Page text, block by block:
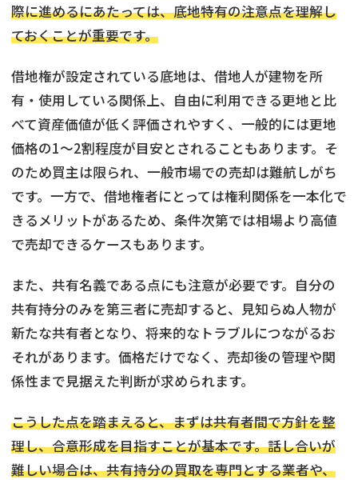
際に進めるにあたっては、底地特有の注意点を理解し
ておくことが重要です。
借地権が設定されている底地は、借地人が建物を所
有・使用している関係上、自由に利用できる更地と比
べて資産価値が低く評価されやすく、一般的には更地
価格の1～2割程度が目安とされることもあります。そ
のため買主は限られ、一般市場での売却は難航しがち
です。一方で、借地権者にとっては権利関係を一本化で
きるメリットがあるため、条件次第では相場より高値
で売却できるケースもあります。
また、共有名義である点にも注意が必要です。自分の
共有持分のみを第三者に売却すると、見知らぬ人物が
新たな共有者となり、将来的なトラブルにつながるお
それがあります。価格だけでなく、売却後の管理や関
係性まで見据えた判断が求められます。
こうした点を踏まえると、まずは共有者間で方針を整
理し、合意形成を目指すことが基本です。話し合いが
難しい場合は、共有持分の買取を専門とする業者や、